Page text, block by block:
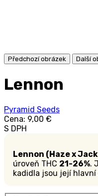
Předchozí obrázek Další
Lennon
Pyramid Seeds
Cena: 9,00 €
S DPH
Lennon (Haze x
úroveň THC 21-26%.
kadidla jsou její hlavní